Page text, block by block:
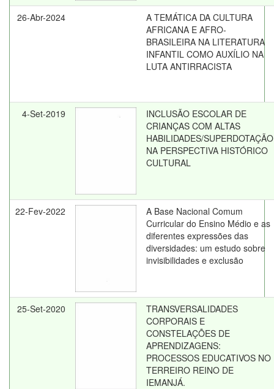
26-Abr-2024
A TEMÁTICA DA CULTURA
AFRICANA E AFRO-
BRASILEIRA NA LITERATURA
INFANTIL COMO AUXÍLIO NA
LUTA ANTIRRACISTA
4-Set-2019
INCLUSÃO ESCOLAR DE
CRIANÇAS COM ALTAS
HABILIDADES/SUPERDOTAÇÃO
NA PERSPECTIVA HISTÓRICO
CULTURAL
22-Fev-2022
A Base Nacional Comum
Curricular do Ensino Médio e as
diferentes expressões das
diversidades: um estudo sobre
invisibilidades e exclusão
25-Set-2020
TRANSVERSALIDADES
CORPORAIS E
CONSTELAÇÕES DE
APRENDIZAGENS:
PROCESSOS EDUCATIVOS NO
TERREIRO REINO DE
IEMANJÁ.